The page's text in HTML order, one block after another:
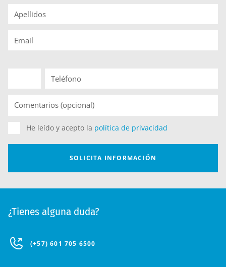
¿Tienes alguna duda?
(+57) 601 705 6500